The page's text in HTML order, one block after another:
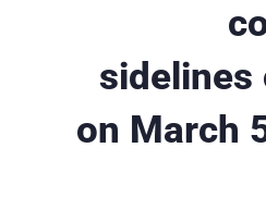
sidelines
on March